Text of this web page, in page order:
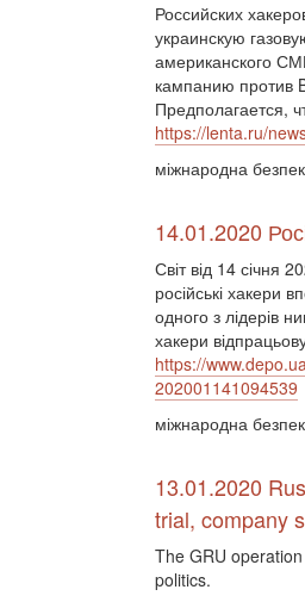
Российских
украинскую
американского
кампанию против
Предполагается,
https://lenta.ru/
міжнародна
14.01.2020
Світ від 14 січня
російські хакери
одного з лідерів
хакери
https://
202001141094539
міжнародна
13.01.2020
trial, company
The GRU
politics.